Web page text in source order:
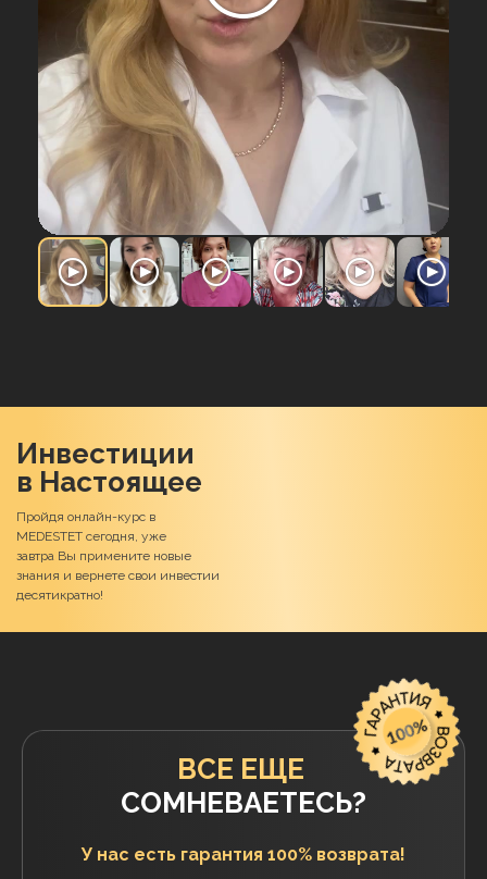
СТОИМОСТЬ:
1.500р или $20 в месяц
Вместо 3.000р или $30 в месяц
ПОДРОБНЕЕ
ОТЗЫВЫ УЧЕНИКОВ
ОБ ОБУЧЕНИИ
В MEDESTET